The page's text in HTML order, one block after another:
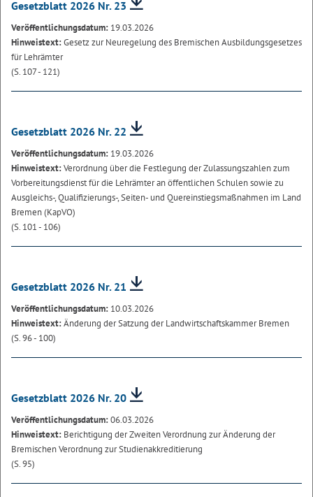
Gesetzblatt 2026 Nr. 23
Veröffentlichungsdatum: 19.03.2026
Hinweistext:Gesetz zur Neuregelung des Bremischen Ausbildungsgesetzes
für Lehrämter
(S. 107 - 121)
Gesetzblatt 2026 Nr. 22
Veröffentlichungsdatum: 19.03.2026
Hinweistext:Verordnung über die Festlegung der Zulassungszahlen zum
Vorbereitungsdienst für die Lehrämter an öffentlichen Schulen sowie zu
Ausgleichs-, Qualifizierungs-, Seiten- und Quereinstiegsmaßnahmen im Land
Bremen (KapVO)
(S. 101 - 106)
Gesetzblatt 2026 Nr. 21
Veröffentlichungsdatum: 10.03.2026
Hinweistext:Änderung der Satzung der Landwirtschaftskammer Bremen
(S. 96 - 100)
Gesetzblatt 2026 Nr. 20
Veröffentlichungsdatum:06.03.2026
Hinweistext: Berichtigung der Zweiten Verordnung zur Änderung der
Bremischen Verordnung zur Studienakkreditierung
(S. 95)